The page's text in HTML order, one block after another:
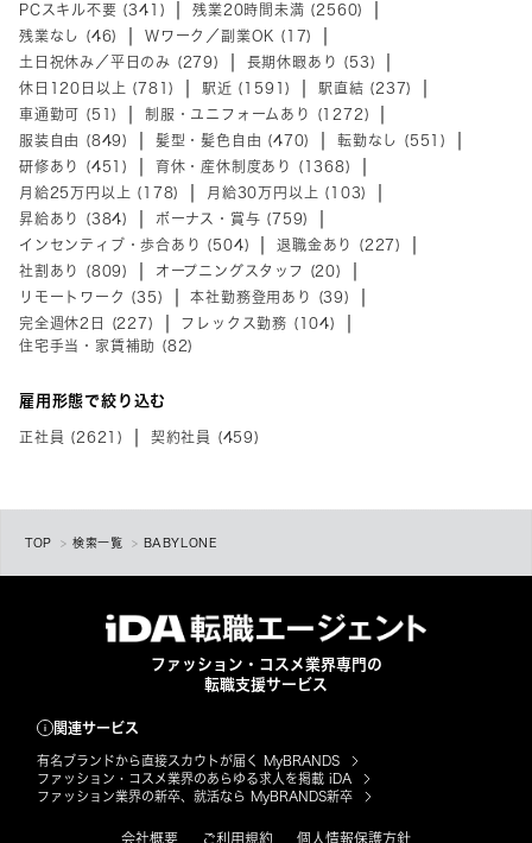
PCスキル不要 (341)
残業20時間未満 (2560)
残業なし (46)
Wワーク／副業OK (17)
土日祝休み／平日のみ (279)
長期休暇あり (53)
休日120日以上 (781)
駅近 (1591)
駅直結 (237)
車通勤可 (51)
制服・ユニフォームあり (1272)
服装自由 (849)
髪型・髪色自由 (470)
転勤なし (551)
研修あり (451)
育休・産休制度あり (1368)
月給25万円以上 (178)
月給30万円以上 (103)
昇給あり (384)
ボーナス・賞与 (759)
インセンティブ・歩合あり (504)
退職金あり (227)
社割あり (809)
オープニングスタッフ (20)
リモートワーク (35)
本社勤務登用あり (39)
完全週休2日 (227)
フレックス勤務 (104)
住宅手当・家賃補助 (82)
雇用形態で絞り込む
正社員 (2621) 契約社員 (459)
TOP 検索一覧 BABYLONE
ファッション・コスメ業界専門の
転職支援サービス
関連サービス
有名ブランドから直接スカウトが届く MyBRANDS
ファッション・コスメ業界のあらゆる求人を掲載 iDA
ファッション業界の新卒、就活なら MyBRANDS新卒
会社概要 ご利用規約 個人情報保護方針